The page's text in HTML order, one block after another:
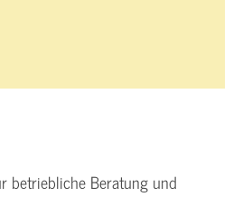
betriebliche Beratung und